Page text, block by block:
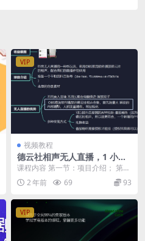
VIP
视频教程
德云社相声无人直播，1 小时
收入 400+， 抖音 App 拉新暴
力新玩法（附 300G 素材）
课程内容 第一节：项目介绍； 第二
节：直播间搭建教程； 附：去重素
材300G、项...
2 年前 69 93
VIP